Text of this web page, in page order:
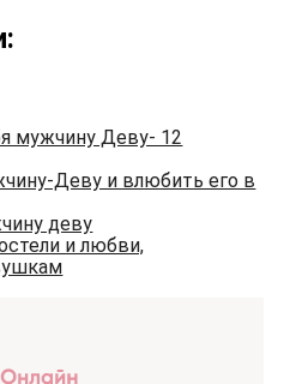
мужчину Деву- 12
Деву и влюбить его в
деву
и любви,